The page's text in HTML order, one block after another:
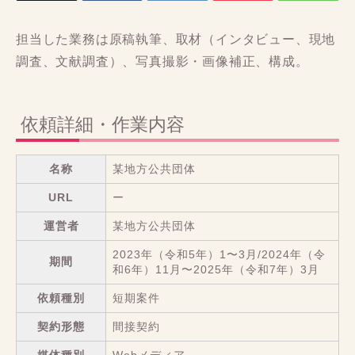
担当した業務は原稿執筆、取材（インタビュー、現地
調査、文献調査）、写真撮影・画像補正、構成。
依頼詳細・作業内容
名称 某地方公共団体
URL ー
運営者 某地方公共団体
期間
2023年（令和5年）1〜3月/2024年（令
和6年）11月〜2025年（令和7年）3月
依頼種別 短期案件
契約形態 間接契約